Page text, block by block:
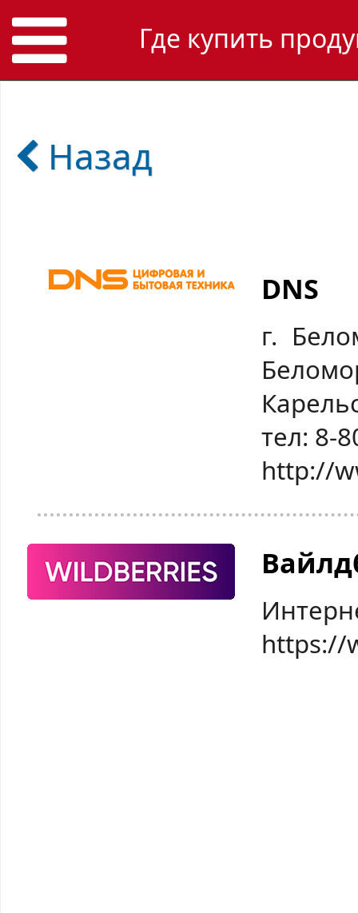
Где купить
Назад
DNS
г.
тел: 8-
http://
https://